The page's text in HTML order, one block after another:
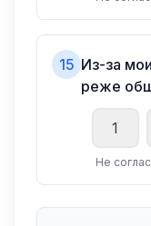
15 Из-за
реже
1
Не